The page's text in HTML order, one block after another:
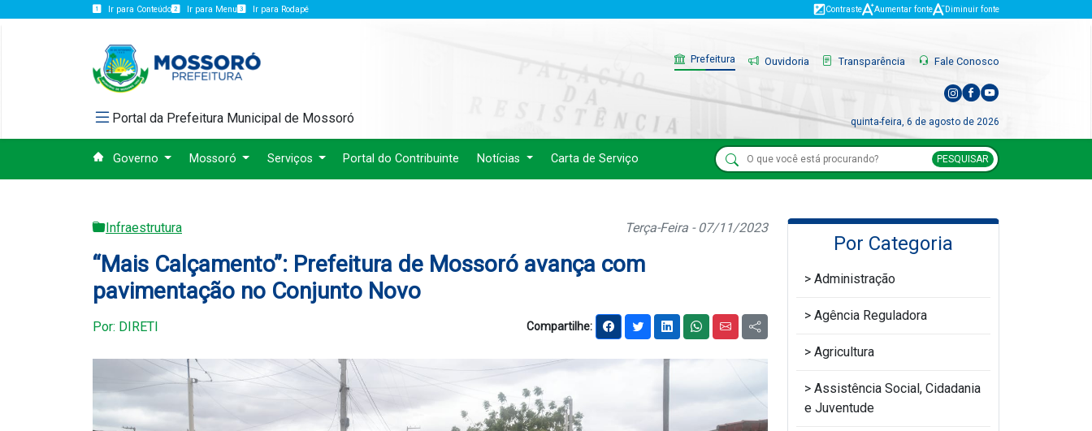
Ir para Conteúdo Ir para Menu Ir para Rodapé Contraste Aumentar fonte Diminuir fonte
Portal da Prefeitura Municipal de Mossoró
Prefeitura Ouvidoria Transparência Fale Conosco
quinta-feira, 6 de agosto de 2026
Governo Mossoró Serviços Portal do Contribuinte Notícias Carta de Serviço PESQUISAR
Infraestrutura Terça-Feira - 07/11/2023
“Mais Calçamento”: Prefeitura de Mossoró avança com
pavimentação no Conjunto Novo
Por: DIRETI Compartilhe:
Por Categoria
Administração
Agência Reguladora
Agricultura
Assistência Social, Cidadania
e Juventude